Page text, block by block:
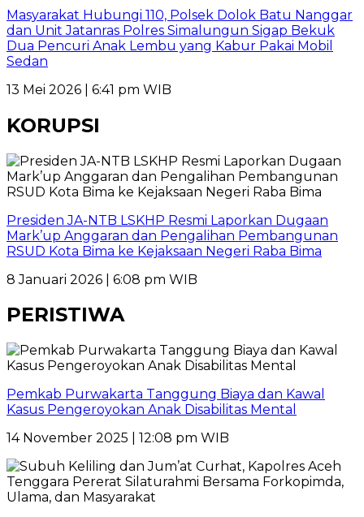
Masyarakat Hubungi 110, Polsek Dolok Batu Nanggar
dan Unit Jatanras Polres Simalungun Sigap Bekuk
Dua Pencuri Anak Lembu yang Kabur Pakai Mobil
Sedan
13 Mei 2026 | 6:41 pm WIB
KORUPSI
Presiden JA-NTB LSKHP Resmi Laporkan Dugaan
Mark’up Anggaran dan Pengalihan Pembangunan
RSUD Kota Bima ke Kejaksaan Negeri Raba Bima
8 Januari 2026 | 6:08 pm WIB
PERISTIWA
Pemkab Purwakarta Tanggung Biaya dan Kawal
Kasus Pengeroyokan Anak Disabilitas Mental
14 November 2025 | 12:08 pm WIB